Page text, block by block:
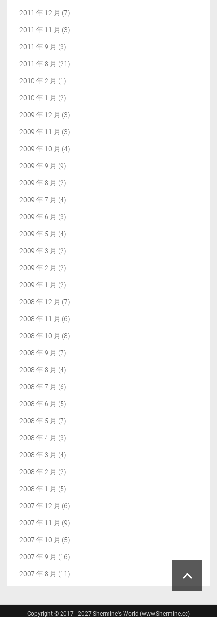
2011 年 12 月 (7)
2011 年 11 月 (3)
2011 年 9 月 (3)
2011 年 8 月 (21)
2010 年 2 月 (1)
2010 年 1 月 (2)
2009 年 12 月 (3)
2009 年 11 月 (3)
2009 年 10 月 (4)
2009 年 9 月 (9)
2009 年 8 月 (2)
2009 年 7 月 (4)
2009 年 6 月 (3)
2009 年 5 月 (4)
2009 年 3 月 (2)
2009 年 2 月 (2)
2009 年 1 月 (2)
2008 年 12 月 (7)
2008 年 11 月 (6)
2008 年 10 月 (8)
2008 年 9 月 (7)
2008 年 8 月 (4)
2008 年 7 月 (6)
2008 年 6 月 (5)
2008 年 5 月 (7)
2008 年 4 月 (3)
2008 年 3 月 (4)
2008 年 2 月 (2)
2008 年 1 月 (5)
2007 年 12 月 (6)
2007 年 11 月 (9)
2007 年 10 月 (5)
2007 年 9 月 (16)
2007 年 8 月 (11)
Copyright © 2017 - 2027 Shermine's World (www.Shermine.cc)